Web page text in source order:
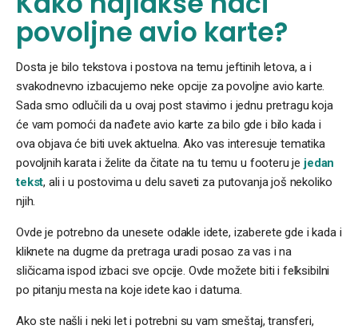
povoljne avio karte?
Dosta je bilo tekstova i postova na temu jeftinih letova, a i
svakodnevno izbacujemo neke opcije za povoljne avio karte.
Sada smo odlučili da u ovaj post stavimo i jednu pretragu koja
će vam pomoći da nađete avio karte za bilo gde i bilo kada i
ova objava će biti uvek aktuelna. Ako vas interesuje tematika
povoljnih karata i želite da čitate na tu temu u footeru je jedan
tekst, ali i u postovima u delu saveti za putovanja još nekoliko
njih.
Ovde je potrebno da unesete odakle idete, izaberete gde i kada i
kliknete na dugme da pretraga uradi posao za vas i na
sličicama ispod izbaci sve opcije. Ovde možete biti i felksibilni
po pitanju mesta na koje idete kao i datuma.
Ako ste našli i neki let i potrebni su vam smeštaj, transferi,